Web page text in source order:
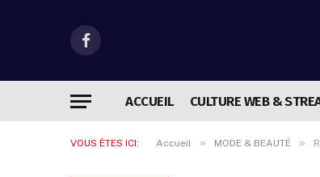
Facebook
ACCUEIL CULTURE WEB &
VOUS ÊTES ICI: Accueil » MODE & BEAUTÉ »